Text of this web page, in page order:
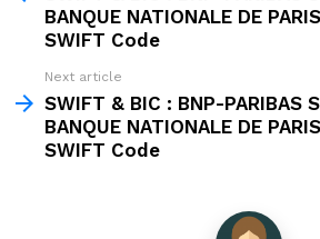
BANQUE NATIONALE DE
SWIFT Code
Next article
SWIFT & BIC : BNP-PARIBAS
BANQUE NATIONALE DE
SWIFT Code